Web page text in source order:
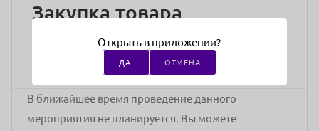
Закупка товара
В ближайшее время проведение данного
мероприятия не планируется. Вы можете
Открыть в приложении?
ДА ОТМЕНА